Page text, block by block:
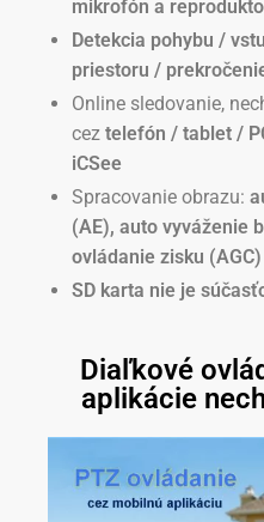
mikrofón a
Detekcia pohybu /
priestoru /
Online sledovanie,
cez telefón / tablet /
iCSee
Spracovanie obrazu:
(AE), auto vyváženie
ovládanie zisku (AGC)
SD karta nie je
Diaľkové
aplikácie